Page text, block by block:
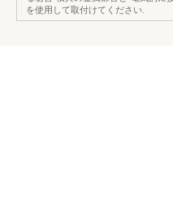
を使用して取付けてください.